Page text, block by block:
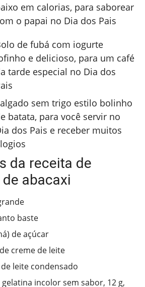
em calorias, para saborear
o papai no Dia dos Pais
de fubá com iogurte
e delicioso, para um café
tarde especial no Dia dos
sem trigo estilo bolinho
batata, para você servir no
dos Pais e receber muitos
da receita de
abacaxi
baste
de açúcar
creme de leite
leite condensado
gelatina incolor sem sabor, 12 g,